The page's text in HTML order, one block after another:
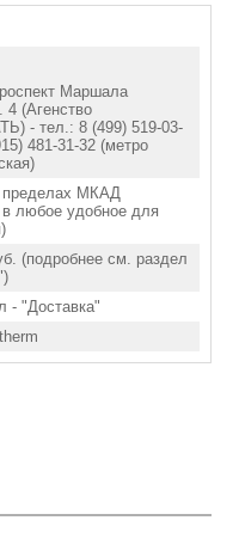
Маршала
(Агенство
- тел.: 8 (499) 519-03-
481-31-32 (метро
пределах МКАД
в любое удобное для
(подробнее см. раздел
- "Доставка"